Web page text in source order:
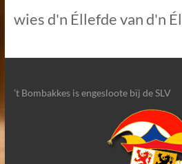
wies d'n Éllefde van d'n
’t Bombakkes is engesloote bïj de SLV